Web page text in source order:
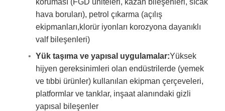
koruması (FGD üniteleri, kazan bileşenleri, sıcak
hava boruları), petrol çıkarma (açılış
ekipmanları,klorür iyonları korozyona dayanıklı
valf bileşenleri)
Yük taşıma ve yapısal uygulamalar:Yüksek
hijyen gereksinimleri olan endüstrilerde (yemek
ve tıbbi ürünler) kullanılan ekipman çerçeveleri,
platformlar ve tanklar, inşaat alanındaki gizli
yapısal bileşenler